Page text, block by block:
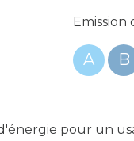
Emission
A B
pour un